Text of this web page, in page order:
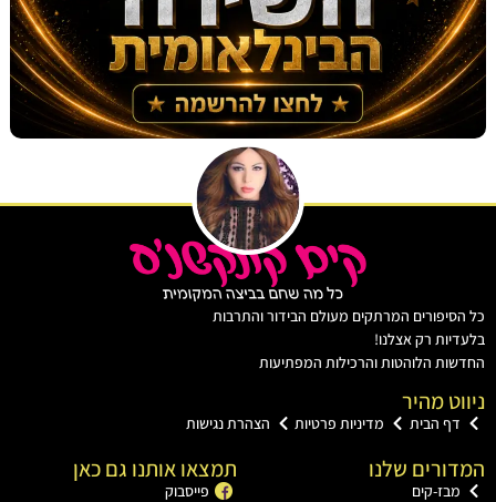
המרתקים מעולם הבידור והתרבות
רק אצלנו!
הלוהטות והרכילות המפתיעות
מהיר
הבית מדיניות פרטיות הצהרת נגישות
שלנו
קים
תמצאו אותנו גם כאן
פייסבוק